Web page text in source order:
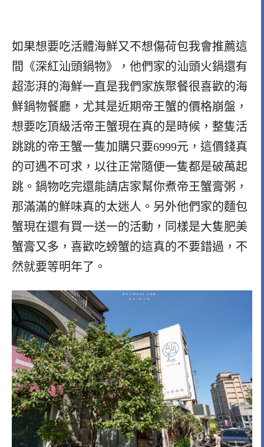
如果想要吃活體海鮮又不想傷荷包我會推薦這
間《深紅汕頭鍋物》，他們家的汕頭火鍋還有
超澎湃的海鮮一直是我們家族聚餐很喜歡的海
鮮鍋物餐廳，尤其是近期帝王蟹的價格崩盤，
想要吃頂級活帝王蟹現在真的是時候，整隻活
跳跳的帝王蟹一隻加購只要6999元，這價錢真
的可遇不可求，以往正常隨便一隻都是破萬起
跳。鍋物吃完還能請店家幫你煮帝王蟹膏粥，
那滿滿的鮮味真的太迷人。另外他們家的麵包
蟹現在還有買一送一的活動，同樣是大隻肥美
蟹膏又多，喜歡吃螃蟹的這真的不要錯過，不
然就要等明年了。